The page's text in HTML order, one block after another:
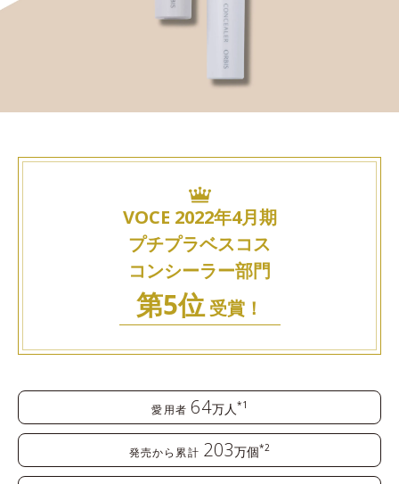
VOCE 2022年4月期
プチプラベスコス
コンシーラー部門
第5位受賞！
愛用者 64万人 *1
発売から累計 203万個*2